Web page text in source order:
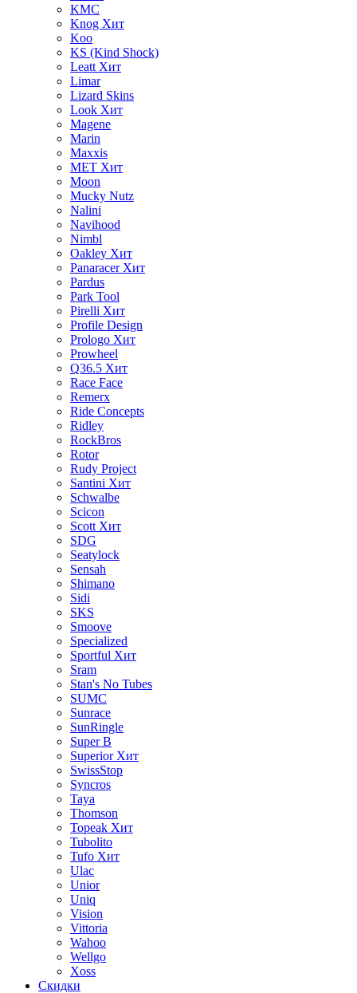
KMC
Knog Хит
Koo
KS (Kind Shock)
Leatt Хит
Limar
Lizard Skins
Look Хит
Magene
Marin
Maxxis
MET Хит
Moon
Mucky Nutz
Nalini
Navihood
Nimbl
Oakley Хит
Panaracer Хит
Pardus
Park Tool
Pirelli Хит
Profile Design
Prologo Хит
Prowheel
Q36.5 Хит
Race Face
Remerx
Ride Concepts
Ridley
RockBros
Rotor
Rudy Project
Santini Хит
Schwalbe
Scicon
Scott Хит
SDG
Seatylock
Sensah
Shimano
Sidi
SKS
Smoove
Specialized
Sportful Хит
Sram
Stan's No Tubes
SUMC
Sunrace
SunRingle
Super B
Superior Хит
SwissStop
Syncros
Taya
Thomson
Topeak Хит
Tubolito
Tufo Хит
Ulac
Unior
Uniq
Vision
Vittoria
Wahoo
Wellgo
Xoss
Скидки